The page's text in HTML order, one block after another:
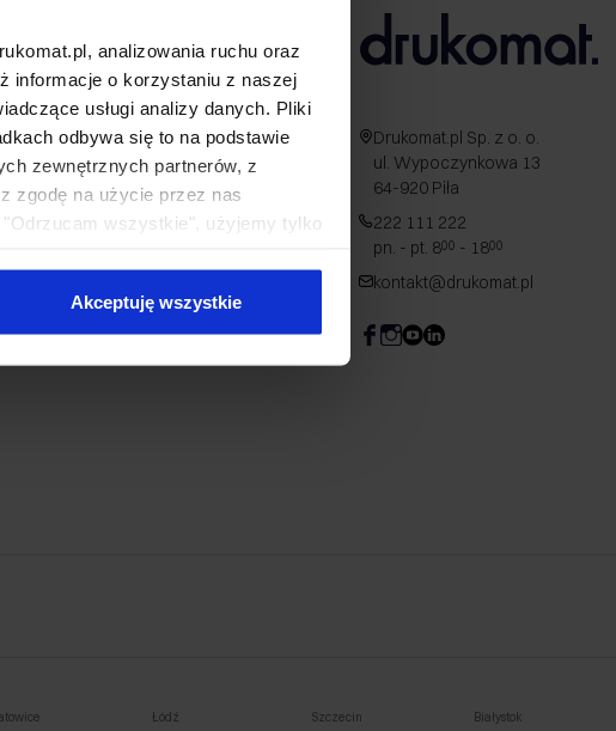
analizowania ruchu oraz
informacje o korzystaniu z naszej
usługi analizy danych. Pliki
odbywa się to na podstawie
zewnętrznych partnerów, z
zgodę na użycie przez nas
wszystkie", użyjemy tylko
Akceptuję wszystkie
Drukomat.pl Sp. z o. o.
ul. Wypoczynkowa 13
64-920 Piła
222 111 222
pn. - pt. 800 - 1800
kontakt@drukomat.pl
Łódź Szczecin Białystok